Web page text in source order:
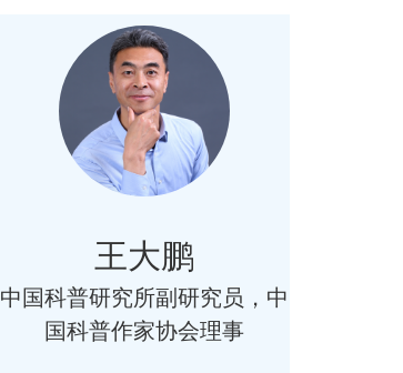
王大鹏
中国科普研究所副研究员，中
国科普作家协会理事